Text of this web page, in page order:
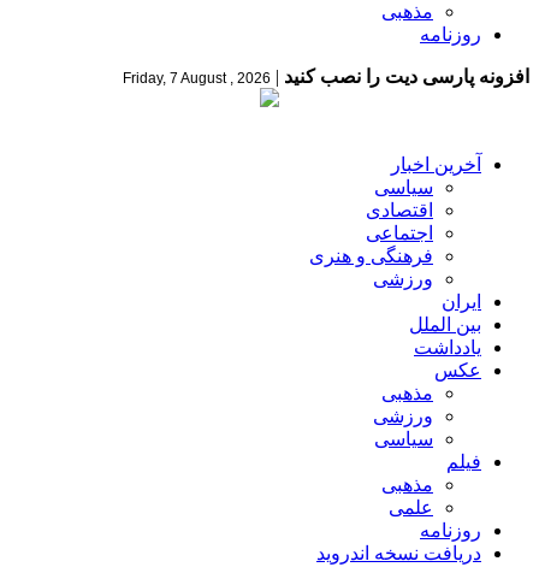
مذهبی
روزنامه
افزونه پارسی دیت را نصب کنید |
Friday, 7 August , 2026
آخرین اخبار
سیاسی
اقتصادی
اجتماعی
فرهنگی و هنری
ورزشی
ایران
بین الملل
یادداشت
عکس
مذهبی
ورزشی
سیاسی
فیلم
مذهبی
علمی
روزنامه
دریافت نسخه اندروید